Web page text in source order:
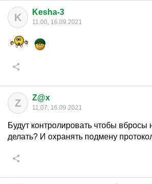
K Kesha-3
11:00, 16.09.2021
Z Z@x
11:07, 16.09.2021
Будут контролировать чтобы
делать? И охранять подмену